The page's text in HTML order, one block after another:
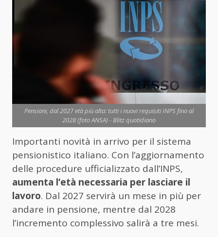
Pensioni, dal 2027 età più alta: tutti i nuovi requisiti INPS fino al
2028 (foto ANSA) - Blitz quotidiano
Importanti novità in arrivo per il sistema
pensionistico italiano. Con l’aggiornamento
delle procedure ufficializzato dall’INPS,
aumenta l’età necessaria per lasciare il
lavoro. Dal 2027 servirà un mese in più per
andare in pensione, mentre dal 2028
l’incremento complessivo salirà a tre mesi.